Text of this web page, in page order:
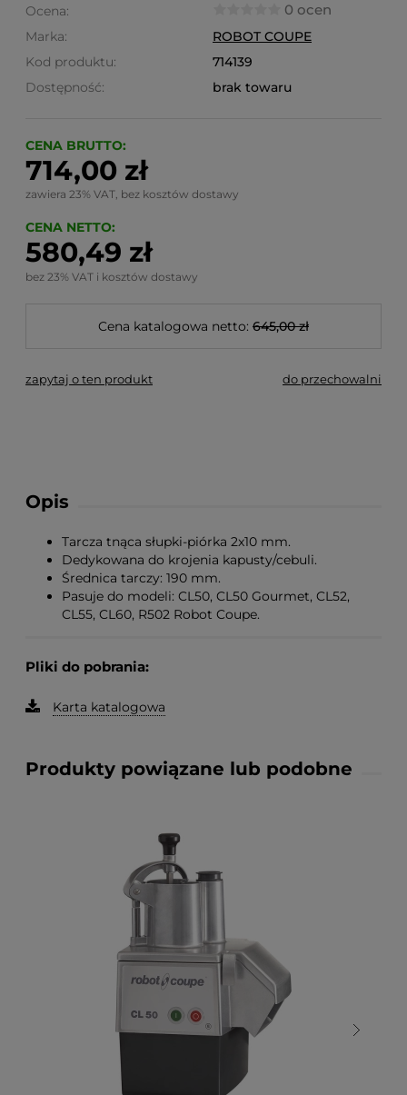
Ocena: 0 ocen
Marka:
ROBOT COUPE
Kod produktu:
714139
Dostępność:
brak towaru
CENA BRUTTO:
714,00 zł
zawiera 23% VAT, bez kosztów dostawy
CENA NETTO:
580,49 zł
bez 23% VAT i kosztów dostawy
Cena katalogowa netto: 645,00 zł
zapytaj o ten produkt do przechowalni
Opis
Tarcza tnąca słupki-piórka 2x10 mm.
Dedykowana do krojenia kapusty/cebuli.
Średnica tarczy: 190 mm.
Pasuje do modeli: CL50, CL50 Gourmet, CL52,
CL55, CL60, R502 Robot Coupe.
Pliki do pobrania:
Karta katalogowa
Produkty powiązane lub podobne